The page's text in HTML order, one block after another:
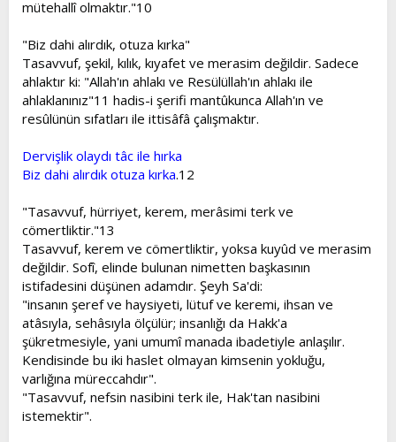
mütehallî olmaktır."10
"Biz dahi alırdık, otuza kırka"
Tasavvuf, şekil, kılık, kıyafet ve merasim değildir. Sadece
ahlaktır ki: "Allah'ın ahlakı ve Resülüllah'ın ahlakı ile
ahlaklanınız"11 hadis-i şerifi mantûkunca Allah'ın ve
resûlünün sıfatları ile ittisâfâ çalışmaktır.
Dervişlik olaydı tâc ile hırka
Biz dahi alırdık otuza kırka.12
"Tasavvuf, hürriyet, kerem, merâsimi terk ve
cömertliktir."13
Tasavvuf, kerem ve cömertliktir, yoksa kuyûd ve merasim
değildir. Sofî, elinde bulunan nimetten başkasının
istifadesini düşünen adamdır. Şeyh Sa'di:
"insanın şeref ve haysiyeti, lütuf ve keremi, ihsan ve
atâsıyla, sehâsıyla ölçülür; insanlığı da Hakk'a
şükretmesiyle, yani umumî manada ibadetiyle anlaşılır.
Kendisinde bu iki haslet olmayan kimsenin yokluğu,
varlığına müreccahdır".
"Tasavvuf, nefsin nasibini terk ile, Hak'tan nasibini
istemektir".